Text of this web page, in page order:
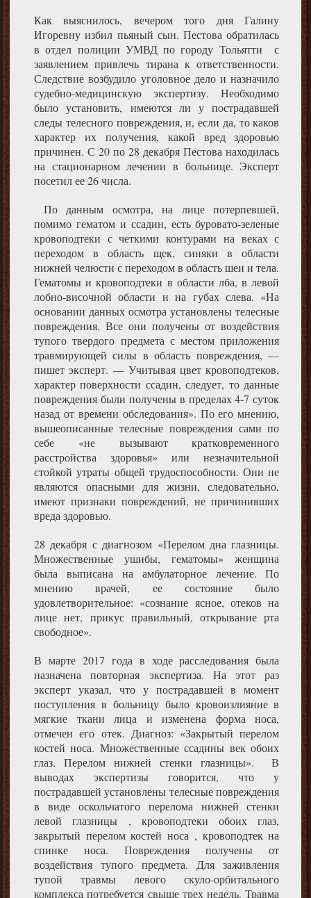
Как выяснилось, вечером того дня Галину
Игоревну избил пьяный сын. Пестова обратилась
в отдел полиции УМВД по городу Тольятти с
заявлением привлечь тирана к ответственности.
Следствие возбудило уголовное дело и назначило
судебно-медицинскую экспертизу. Необходимо
было установить, имеются ли у пострадавшей
следы телесного повреждения, и, если да, то каков
характер их получения, какой вред здоровью
причинен. С 20 по 28 декабря Пестова находилась
на стационарном лечении в больнице. Эксперт
посетил ее 26 числа.
По данным осмотра, на лице потерпевшей,
помимо гематом и ссадин, есть буровато-зеленые
кровоподтеки с четкими контурами на веках с
переходом в область щек, синяки в области
нижней челюсти с переходом в область шеи и тела.
Гематомы и кровоподтеки в области лба, в левой
лобно-височной области и на губах слева. «На
основании данных осмотра установлены телесные
повреждения. Все они получены от воздействия
тупого твердого предмета с местом приложения
травмирующей силы в область повреждения, —
пишет эксперт. — Учитывая цвет кровоподтеков,
характер поверхности ссадин, следует, то данные
повреждения были получены в пределах 4-7 суток
назад от времени обследования». По его мнению,
вышеописанные телесные повреждения сами по
себе «не вызывают кратковременного
расстройства здоровья» или незначительной
стойкой утраты общей трудоспособности. Они не
являются опасными для жизни, следовательно,
имеют признаки повреждений, не причинивших
вреда здоровью.
28 декабря с диагнозом «Перелом дна глазницы.
Множественные ушибы, гематомы» женщина
была выписана на амбулаторное лечение. По
мнению врачей, ее состояние было
удовлетворительное: «сознание ясное, отеков на
лице нет, прикус правильный, открывание рта
свободное».
В марте 2017 года в ходе расследования была
назначена повторная экспертиза. На этот раз
эксперт указал, что у пострадавшей в момент
поступления в больницу было кровоизлияние в
мягкие ткани лица и изменена форма носа,
отмечен его отек. Диагноз: «Закрытый перелом
костей носа. Множественные ссадины век обоих
глаз. Перелом нижней стенки глазницы». В
выводах экспертизы говорится, что у
пострадавшей установлены телесные повреждения
в виде оскольчатого перелома нижней стенки
левой глазницы , кровоподтеки обоих глаз,
закрытый перелом костей носа , кровоподтек на
спинке носа. Повреждения получены от
воздействия тупого предмета. Для заживления
тупой травмы левого скуло-орбитального
комплекса потребуется свыше трех недель. Травма